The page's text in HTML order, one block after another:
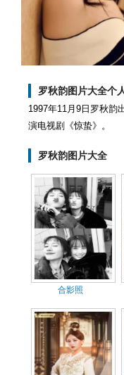
罗秋韵图片大全个
1997年11月9日罗秋韵
演电视剧《惊蛰》。
罗秋韵图片大全
合影照